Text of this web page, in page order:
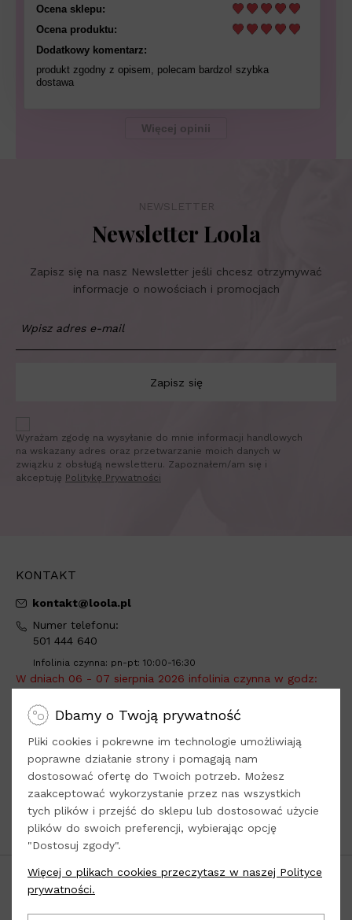
Ocena sklepu:
Ocena produktu:
Dodatkowy komentarz:
produkt zgodny z opisem, polecam bardzo! szybka
dostawa
Więcej opinii
NEWSLETTER
Newsletter Loola
Zapisz się na nasz Newsletter jeśli chcesz otrzymywać
informacje o nowościach i promocjach
Zapisz się
Wyrażam zgodę na wysyłanie do mnie informacji handlowych
na wskazany adres oraz przetwarzanie moich danych w
związku z obsługą newsletteru. Zapoznałem/am się i
akceptuję Politykę Prywatności
KONTAKT
kontakt@loola.pl
Numer telefonu:
501 444 640
Infolinia czynna: pn-pt: 10:00-16:30
W dniach 06 - 07 sierpnia 2026 infolinia czynna w godz:
Adres do wysyłki:
Loola -tylko sprzedaż online
Dys, ul. Kwiatowa 8
21-003 Ciecierzyn
woj. lubelskie
Odwiedź naszeSocial Media
POPULARNE KATEGORIE
Dbamy o Twoją prywatność
Pliki cookies i pokrewne im technologie umożliwiają
poprawne działanie strony i pomagają nam
dostosować ofertę do Twoich potrzeb. Możesz
zaakceptować wykorzystanie przez nas wszystkich
tych plików i przejść do sklepu lub dostosować użycie
plików do swoich preferencji, wybierając opcję
"Dostosuj zgody".
Więcej o plikach cookies przeczytasz w naszej Polityce
prywatności.